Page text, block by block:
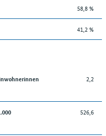
58,8 %
41,2 %
2,2
526,6